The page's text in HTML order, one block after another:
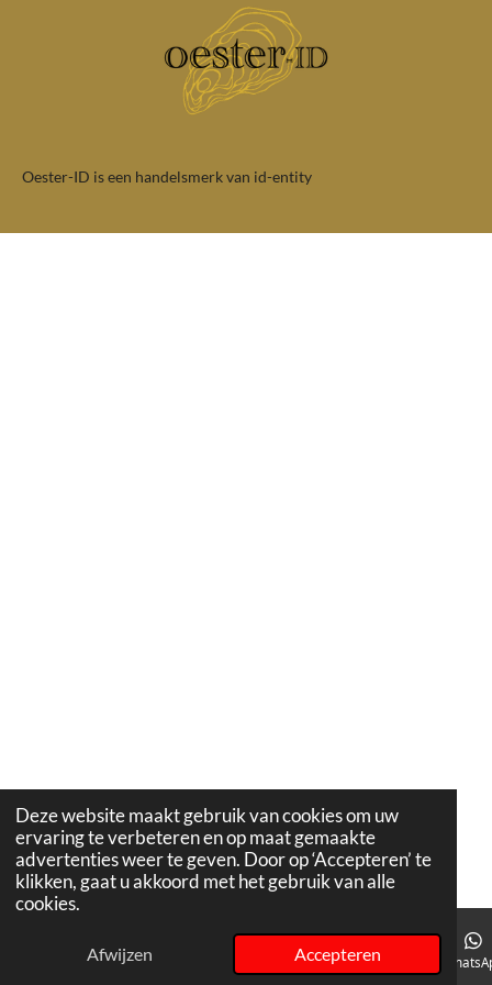
Deze website maakt gebruik van cookies om uw
ervaring te verbeteren en op maat gemaakte
advertenties weer te geven. Door op ‘Accepteren’ te
klikken, gaat u akkoord met het gebruik van alle
cookies.
Afwijzen Accepteren
Oester-ID is een handelsmerk van id-entity
E-mailadres Instagram